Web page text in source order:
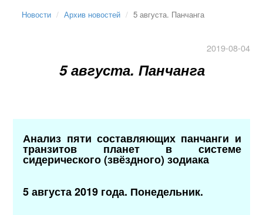
Новости Архив новостей 5 августа. Панчанга
2019-08-04
5 августа. Панчанга
Анализ пяти составляющих панчанги и
транзитов планет в системе
сидерического (звёздного) зодиака
5 августа 2019 года. Понедельник.